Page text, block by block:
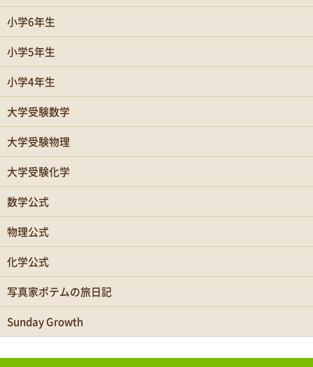
小学6年生
小学5年生
小学4年生
大学受験数学
大学受験物理
大学受験化学
数学公式
物理公式
化学公式
写真家ポテムの旅日記
Sunday Growth